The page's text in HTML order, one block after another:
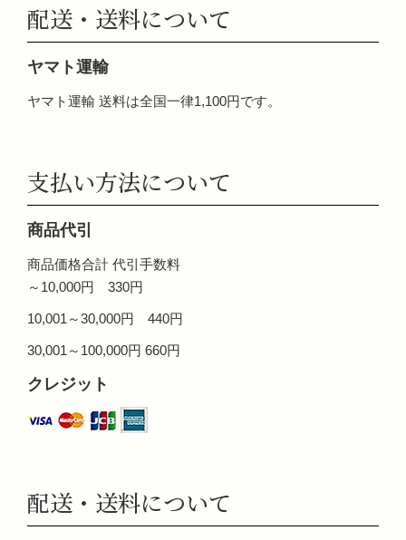
配送・送料について
ヤマト運輸
ヤマト運輸 送料は全国一律1,100円です。
支払い方法について
商品代引
商品価格合計 代引手数料
～10,000円 330円
10,001～30,000円 440円
30,001～100,000円 660円
クレジット
配送・送料について